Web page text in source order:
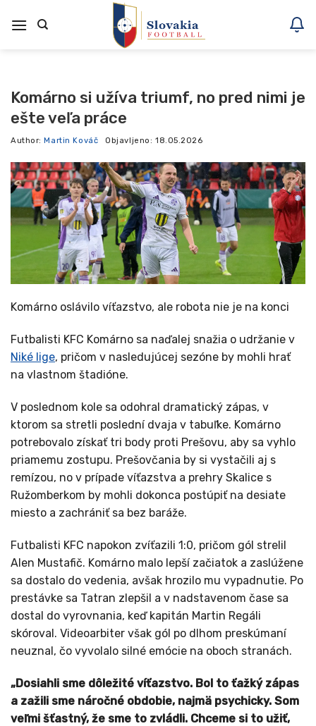
na
Komárno si užíva triumf, no pred nimi je
ešte veľa práce
Author: Martin Kováč Objavljeno: 18.05.2026
Komárno oslávilo víťazstvo, ale robota nie je na konci
Futbalisti KFC Komárno sa naďalej snažia o udržanie v
Niké lige, pričom v nasledujúcej sezóne by mohli hrať
na vlastnom štadióne.
V poslednom kole sa odohral dramatický zápas, v
ktorom sa stretli poslední dvaja v tabuľke. Komárno
potrebovalo získať tri body proti Prešovu, aby sa vyhlo
priamemu zostupu. Prešovčania by si vystačili aj s
remízou, no v prípade víťazstva a prehry Skalice s
Ružomberkom by mohli dokonca postúpiť na desiate
miesto a zachrániť sa bez baráže.
Futbalisti KFC napokon zvíťazili 1:0, pričom gól strelil
Alen Mustafič. Komárno malo lepší začiatok a zaslúžene
sa dostalo do vedenia, avšak hrozilo mu vypadnutie. Po
prestávke sa Tatran zlepšil a v nadstavenom čase sa
dostal do vyrovnania, keď kapitán Martin Regáli
skóroval. Videoarbiter však gól po dlhom preskúmaní
neuznal, čo vyvolalo silné emócie na oboch stranách.
„Dosiahli sme dôležité víťazstvo. Bol to ťažký zápas
a zažili sme náročné obdobie, najmä psychicky. Som
veľmi šťastný, že sme to zvládli. Chceme si to užiť,